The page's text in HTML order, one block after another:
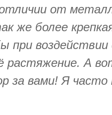
от
же более
при
растяжение. А
вами! Я часто